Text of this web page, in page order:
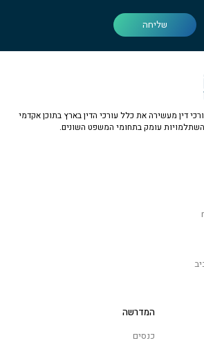
שליחה
דין מעשירה את כלל עורכי הדין בארץ בתוכן אקדמי
עומק בתחומי המשפט השונים.
המדרשה
כנסים